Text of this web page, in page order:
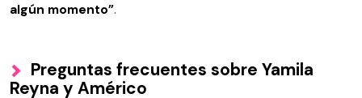
algún momento”.
Preguntas frecuentes sobre Yamila
Reyna y Américo